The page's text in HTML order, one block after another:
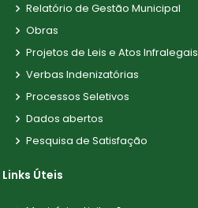
Relatório de Gestão Municipal
Obras
Projetos de Leis e Atos Infralegais
Verbas Indenizatórias
Processos Seletivos
Dados abertos
Pesquisa de Satisfação
Links Úteis